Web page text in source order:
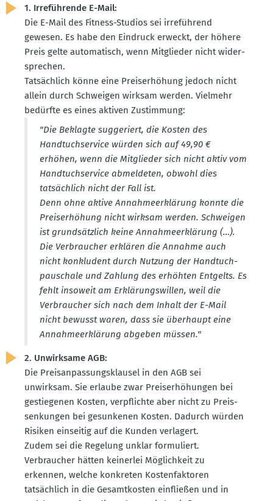
1. Irrefüh­rende E-Mail:
Die E-Mail des Fitness-Studios sei irreführend
gewesen. Es habe den Eindruck erweckt, der höhere
Preis gelte automa­tisch, wenn Mitglieder nicht wider­
sprechen.
Tatsächlich könne eine Preis­er­höhung jedoch nicht
allein durch Schweigen wirksam werden. Vielmehr
bedürfte es eines aktiven Zustimmung:
"Die Beklagte sugge­riert, die Kosten des
Handtuch­service würden sich auf 49,90 €
erhöhen, wenn die Mitglieder sich nicht aktiv vom
Handtuch­service abmel­deten, obwohl dies
tatsächlich nicht der Fall ist.
Denn ohne aktive Annah­me­er­klärung konnte die
Preis­er­höhung nicht wirksam werden. Schweigen
ist grund­sätzlich keine Annah­me­er­klärung (…).
Die Verbraucher erklären die Annahme auch
nicht konkludent durch Nutzung der Handtuch­
pau­schale und Zahlung des erhöhten Entgelts. Es
fehlt insoweit am Erklä­rungs­willen, weil die
Verbraucher sich nach dem Inhalt der E-Mail
nicht bewusst waren, dass sie überhaupt eine
Annah­me­er­klärung abgeben müssen."
2. Unwirksame AGB:
Die Preis­an­pas­sungs­klausel in den AGB sei
unwirksam. Sie erlaube zwar Preis­er­hö­hungen bei
gestie­genen Kosten, verpflichte aber nicht zu Preis­
sen­kungen bei gesun­kenen Kosten. Dadurch würden
Risiken einseitig auf die Kunden verlagert.
Zudem sei die Regelung unklar formu­liert.
Verbraucher hätten keinerlei Möglichkeit zu
erkennen, welche konkreten Kosten­fak­toren
tatsächlich in die Gesamt­kosten einfließen und in